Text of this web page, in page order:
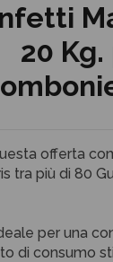
20
offerta
tra più di 80
per una
di consumo